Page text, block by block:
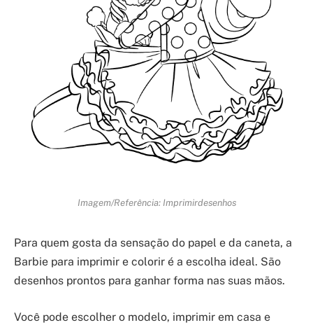
Imagem/Referência: Imprimirdesenhos
Para quem gosta da sensação do papel e da caneta, a
Barbie para imprimir e colorir é a escolha ideal. São
desenhos prontos para ganhar forma nas suas mãos.
Você pode escolher o modelo, imprimir em casa e